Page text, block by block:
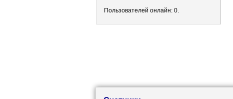
Пользователей онлайн: 0.